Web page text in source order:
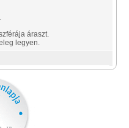
áraszt.
legyen.